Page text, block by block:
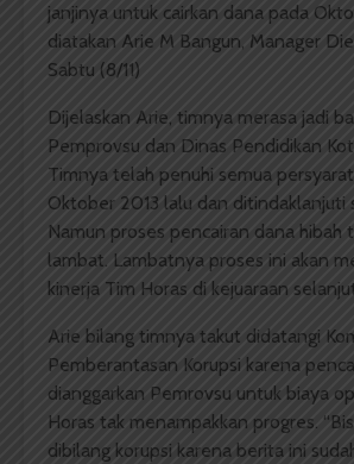
janjinya untuk cairkan dana pada
diatakan Arie M Bangun, Manager
Sabtu (8/11)
Dijelaskan Arie, timnya merasa jadi
Pemprovsu dan Dinas Pendidikan
Timnya telah penuhi semua
Oktober 2013 lalu dan ditindaklanjuti
Namun proses pencairan dana hibah
lambat. Lambatnya proses ini akan
kinerja Tim Horas di kejuaraan
Arie bilang timnya takut didatangi
Pemberantasan Korupsi karena
dianggarkan Pemrovsu untuk biaya
Horas tak menampakkan progres.
dibilang korupsi karena berita ini